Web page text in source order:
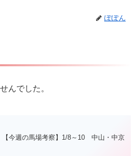
ぽぽん
んでした。
【今週の馬場考察】1/8～10 中山・中京